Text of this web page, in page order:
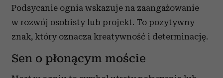
Podsycanie ognia wskazuje na zaangażowanie
w rozwój osobisty lub projekt. To pozytywny
znak, który oznacza kreatywność i determinację.
Sen o płonącym moście